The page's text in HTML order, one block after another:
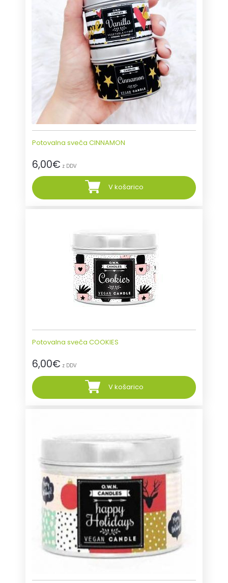
Potovalna sveča CINNAMON
6,00€ z DDV
V košarico
Potovalna sveča COOKIES
6,00€ z DDV
V košarico